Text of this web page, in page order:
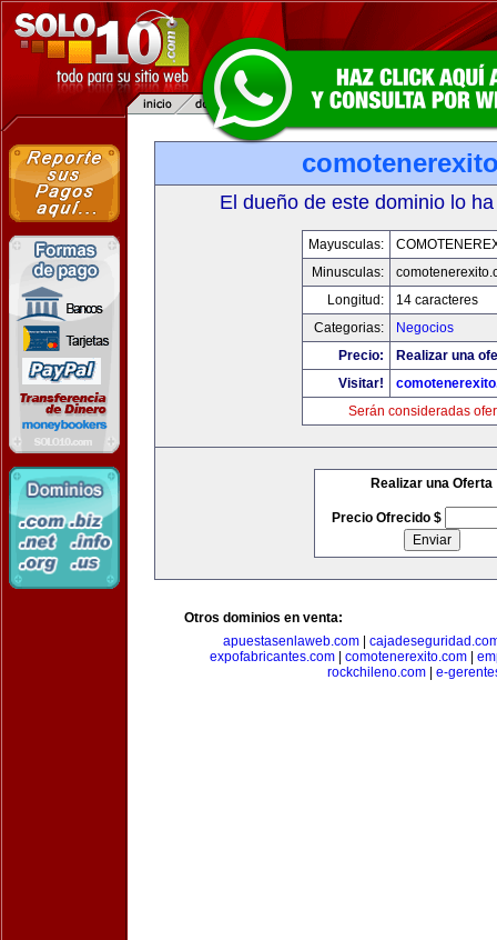
El dueño de este dominio lo
Mayusculas:
Minusculas:
Longitud:
14 caracteres
Categorias:
Negocios
Precio:
Realizar una
Visitar!
Serán consideradas
Realizar una Oferta
Precio Ofrecido $
Otros dominios en venta:
apuestasenlaweb.com
expofabricantes.com| comotenerexito.com|
rockchileno.com| e-